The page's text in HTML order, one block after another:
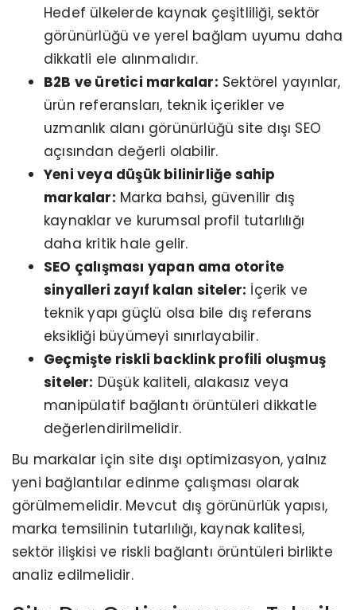
Hedef ülkelerde kaynak çeşitliliği, sektör
görünürlüğü ve yerel bağlam uyumu daha
dikkatli ele alınmalıdır.
B2B ve üretici markalar: Sektörel yayınlar,
ürün referansları, teknik içerikler ve
uzmanlık alanı görünürlüğü site dışı SEO
açısından değerli olabilir.
Yeni veya düşük bilinirliğe sahip
markalar: Marka bahsi, güvenilir dış
kaynaklar ve kurumsal profil tutarlılığı
daha kritik hale gelir.
SEO çalışması yapan ama otorite
sinyalleri zayıf kalan siteler: İçerik ve
teknik yapı güçlü olsa bile dış referans
eksikliği büyümeyi sınırlayabilir.
Geçmişte riskli backlink profili oluşmuş
siteler: Düşük kaliteli, alakasız veya
manipülatif bağlantı örüntüleri dikkatle
değerlendirilmelidir.
Bu markalar için site dışı optimizasyon, yalnız
yeni bağlantılar edinme çalışması olarak
görülmemelidir. Mevcut dış görünürlük yapısı,
marka temsilinin tutarlılığı, kaynak kalitesi,
sektör ilişkisi ve riskli bağlantı örüntüleri birlikte
analiz edilmelidir.